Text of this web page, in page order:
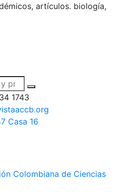
artículos. biología,
1743
Casa 16